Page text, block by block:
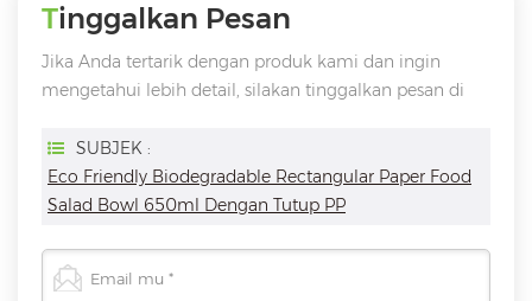
Tinggalkan Pesan
Jika Anda tertarik dengan produk kami dan ingin
mengetahui lebih detail, silakan tinggalkan pesan di
SUBJEK :
Eco Friendly Biodegradable Rectangular Paper Food
Salad Bowl 650ml Dengan Tutup PP